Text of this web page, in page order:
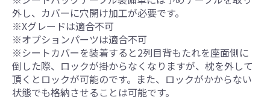
外し、カバーに穴開け加工が必要です。
※Xグレードは適合不可
※オプションパーツは適合不可
※シートカバーを装着すると2列目背もたれを座面側に
倒した際、ロックが掛からなくなりますが、枕を外して
頂くとロックが可能のです。また、ロックがかからない
状態でも格納させることは可能です。